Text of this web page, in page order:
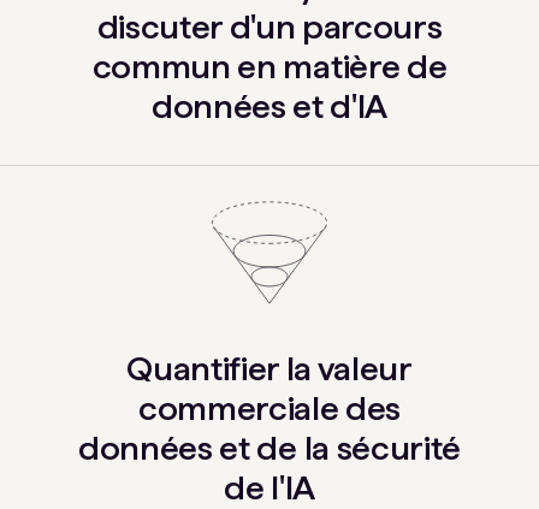
discuter d'un parcours
commun en matière de
données et d'IA
Quantifier la valeur
commerciale des
données et de la sécurité
de l'IA